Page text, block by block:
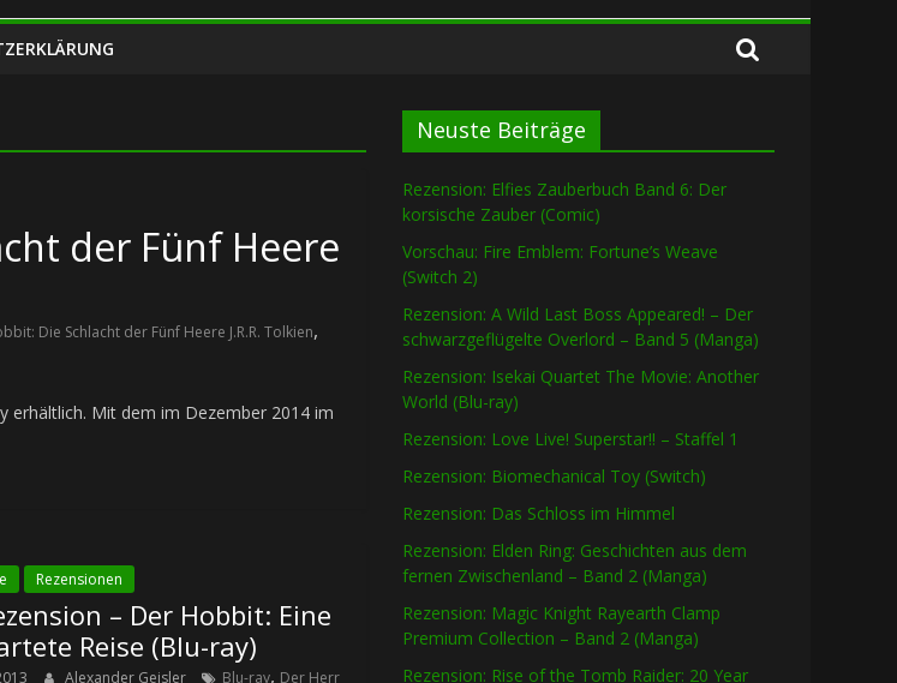
der Fünf Heere
Die Schlacht der Fünf Heere J.R.R. Tolkien,
erhältlich. Mit dem im Dezember 2014 im
Rezensionen
– Der Hobbit: Eine
Reise (Blu-ray)
Alexander Geisler Blu-ray, Der Herr
Neuste Beiträge
Rezension: Elfies Zauberbuch Band 6: Der
korsische Zauber (Comic)
Vorschau: Fire Emblem: Fortune’s Weave
(Switch 2)
Rezension: A Wild Last Boss Appeared! – Der
schwarzgeflügelte Overlord – Band 5 (Manga)
Rezension: Isekai Quartet The Movie: Another
World (Blu-ray)
Rezension: Love Live! Superstar!! – Staffel 1
Rezension: Biomechanical Toy (Switch)
Rezension: Das Schloss im Himmel
Rezension: Elden Ring: Geschichten aus dem
fernen Zwischenland – Band 2 (Manga)
Rezension: Magic Knight Rayearth Clamp
Premium Collection – Band 2 (Manga)
Rezension: Rise of the Tomb Raider: 20 Year